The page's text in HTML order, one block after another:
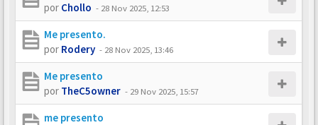
por Chollo - 28 Nov 2025, 12:53
Me presento.
por Rodery - 28 Nov 2025, 13:46
Me presento
por TheC5owner - 29 Nov 2025, 15:57
me presento